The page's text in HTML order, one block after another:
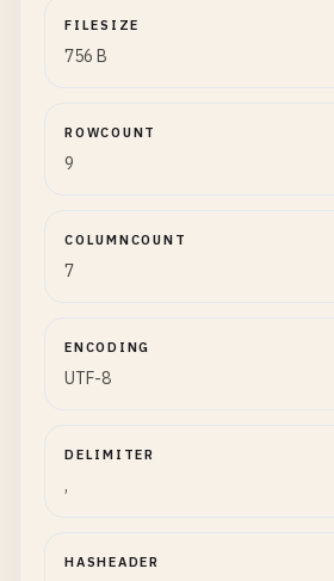
FILESIZE
756 B
ROWCOUNT
9
COLUMNCOUNT
7
ENCODING
UTF-8
DELIMITER
,
HASHEADER